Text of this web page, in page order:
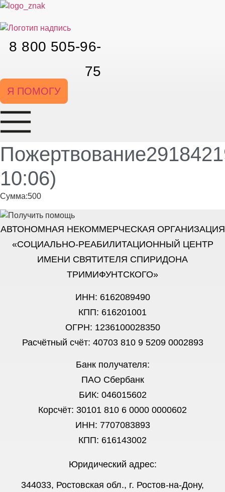
Перейти
содержимому
8 800 505-96-
75
Я ПОМОГУ
10:06)
Сумма:500
АВТОНОМНАЯ НЕКОММЕРЧЕСКАЯ ОРГАНИЗАЦИЯ
«СОЦИАЛЬНО-РЕАБИЛИТАЦИОННЫЙ ЦЕНТР
ИМЕНИ СВЯТИТЕЛЯ СПИРИДОНА
ТРИМИФУНТСКОГО»
ИНН: 6162089490
КПП: 616201001
ОГРН: 1236100028350
Расчётный счёт: 40703 810 9 5209 0002893
Банк получателя:
ПАО Сбербанк
БИК: 046015602
Корсчёт: 30101 810 6 0000 0000602
ИНН: 7707083893
КПП: 616143002
Юридический адрес:
344033, Ростовская обл., г. Ростов-на-Дону,